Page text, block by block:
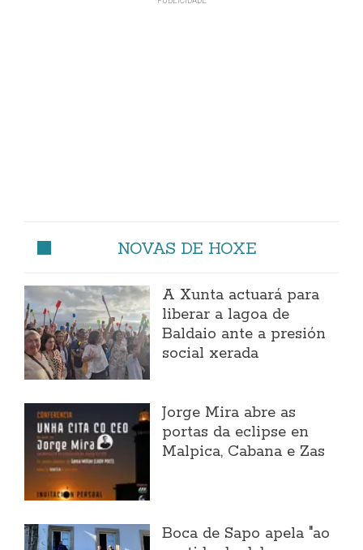
NOVAS DE HOXE
A Xunta actuará para
liberar a lagoa de
Baldaio ante a presión
social xerada
Jorge Mira abre as
portas da eclipse en
Malpica, Cabana e Zas
Boca de Sapo apela "ao